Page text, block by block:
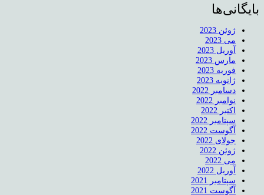
بایگانی‌ها
ژوئن 2023
می 2023
آوریل 2023
مارس 2023
فوریه 2023
ژانویه 2023
دسامبر 2022
نوامبر 2022
اکتبر 2022
سپتامبر 2022
آگوست 2022
جولای 2022
ژوئن 2022
می 2022
آوریل 2022
سپتامبر 2021
آگوست 2021